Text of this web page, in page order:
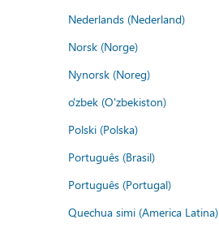
Nederlands (Nederland)
Norsk (Norge)
Nynorsk (Noreg)
o'zbek (O'zbekiston)
Polski (Polska)
Português (Brasil)
Português (Portugal)
Quechua simi (America Latina)